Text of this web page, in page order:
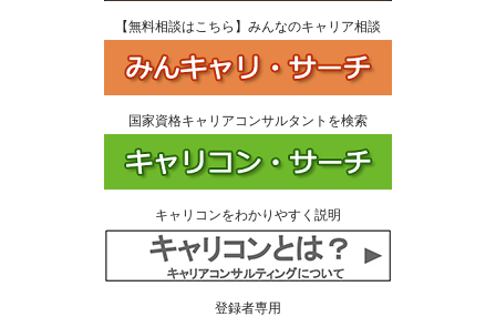
【無料相談はこちら】みんなのキャリア相談
国家資格キャリアコンサルタントを検索
キャリコンをわかりやすく説明
登録者専用